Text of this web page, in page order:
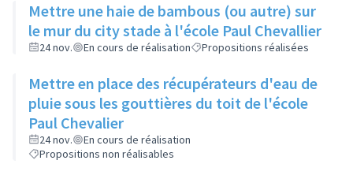
Mettre une haie de bambous (ou autre) sur
le mur du city stade à l'école Paul Chevallier
24 nov. En cours de réalisation Propositions réalisées
Mettre en place des récupérateurs d'eau de
pluie sous les gouttières du toit de l'école
Paul Chevalier
24 nov.
En cours de réalisation
Propositions non réalisables